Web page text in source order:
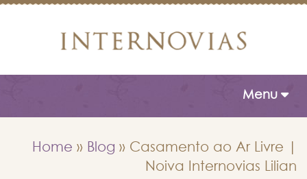
Toggle
Menu
Home » Blog » Casamento ao Ar Livre |
Noiva Internovias Lilian